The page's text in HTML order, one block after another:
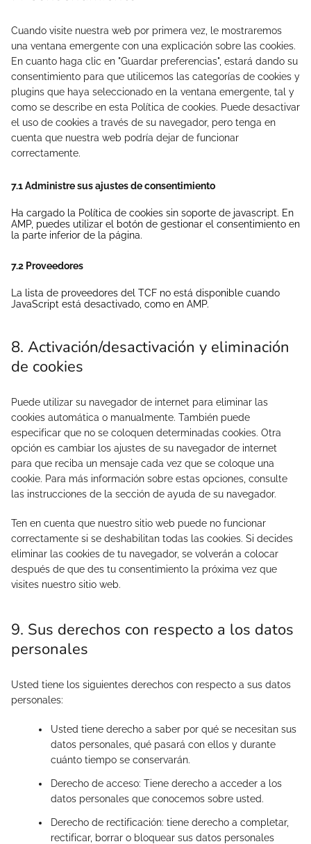
Cuando visite nuestra web por primera vez, le mostraremos
una ventana emergente con una explicación sobre las cookies.
En cuanto haga clic en "Guardar preferencias", estará dando su
consentimiento para que utilicemos las categorías de cookies y
plugins que haya seleccionado en la ventana emergente, tal y
como se describe en esta Política de cookies. Puede desactivar
el uso de cookies a través de su navegador, pero tenga en
cuenta que nuestra web podría dejar de funcionar
correctamente.
7.1 Administre sus ajustes de consentimiento
Ha cargado la Política de cookies sin soporte de javascript. En
AMP, puedes utilizar el botón de gestionar el consentimiento en
la parte inferior de la página.
7.2 Proveedores
La lista de proveedores del TCF no está disponible cuando
JavaScript está desactivado, como en AMP.
8. Activación/desactivación y eliminación
de cookies
Puede utilizar su navegador de internet para eliminar las
cookies automática o manualmente. También puede
especificar que no se coloquen determinadas cookies. Otra
opción es cambiar los ajustes de su navegador de internet
para que reciba un mensaje cada vez que se coloque una
cookie. Para más información sobre estas opciones, consulte
las instrucciones de la sección de ayuda de su navegador.
Ten en cuenta que nuestro sitio web puede no funcionar
correctamente si se deshabilitan todas las cookies. Si decides
eliminar las cookies de tu navegador, se volverán a colocar
después de que des tu consentimiento la próxima vez que
visites nuestro sitio web.
9. Sus derechos con respecto a los datos
personales
Usted tiene los siguientes derechos con respecto a sus datos
personales:
Usted tiene derecho a saber por qué se necesitan sus
datos personales, qué pasará con ellos y durante
cuánto tiempo se conservarán.
Derecho de acceso: Tiene derecho a acceder a los
datos personales que conocemos sobre usted.
Derecho de rectificación: tiene derecho a completar,
rectificar, borrar o bloquear sus datos personales